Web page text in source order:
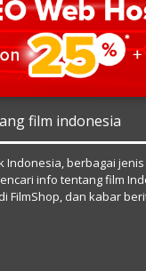
film indonesia
Indonesia, berbagai
info tentang film
FilmShop, dan kabar